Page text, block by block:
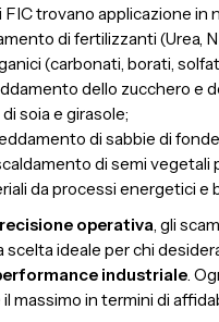
FIC trovano applicazione in
di fertilizzanti (Urea,
(carbonati, borati,
dello zucchero e
soia e girasole;
di sabbie di
di semi vegetali
da processi energetici e
operativa, gli
ideale per chi
industriale.
massimo in termini di